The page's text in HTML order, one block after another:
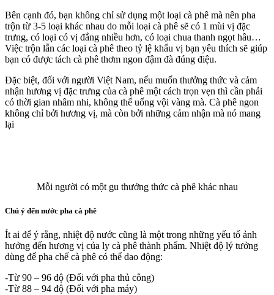
Bên cạnh đó, bạn không chỉ sử dụng một loại cà phê mà nên pha
trộn từ 3-5 loại khác nhau do mỗi loại cà phê sẽ có 1 mùi vị đặc
trưng, có loại có vị đắng nhiều hơn, có loại chua thanh ngọt hâu…
Việc trộn lẫn các loại cà phê theo tỷ lệ khẩu vị bạn yêu thích sẽ giúp
bạn có được tách cà phê thơm ngon đậm đà đúng điệu.
Đặc biệt, đối với người Việt Nam, nếu muốn thưởng thức và cảm
nhận hương vị đặc trưng của cà phê một cách trọn vẹn thì cần phải
có thời gian nhâm nhi, không thể uống vội vàng mà. Cà phê ngon
không chỉ bởi hương vị, mà còn bởi những cảm nhận mà nó mang
lại
Mỗi người có một gu thưởng thức cà phê khác nhau
Chú ý đến nước pha cà phê
Ít ai để ý rằng, nhiệt độ nước cũng là một trong những yếu tố ảnh
hưởng đến hương vị của ly cà phê thành phẩm. Nhiệt độ lý tưởng
dùng để pha chế cà phê có thể dao động:
-Từ 90 – 96 độ (Đối với pha thủ công)
-Từ 88 – 94 độ (Đối với pha máy)